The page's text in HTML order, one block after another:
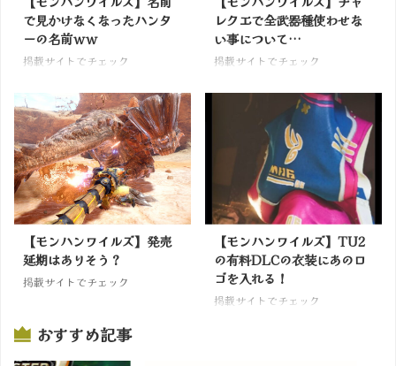
で見かけなくなったハンタ
ーの名前ｗｗ
掲載サイトでチェック
レクエで全武器種使わせな
い事について…
掲載サイトでチェック
【モンハンワイルズ】発売
延期はありそう？
掲載サイトでチェック
【モンハンワイルズ】TU2
の有料DLCの衣装にあのロ
ゴを入れる！
掲載サイトでチェック
おすすめ記事